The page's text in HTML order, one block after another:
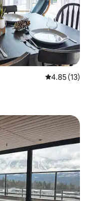
Calificación
4.85 (13)